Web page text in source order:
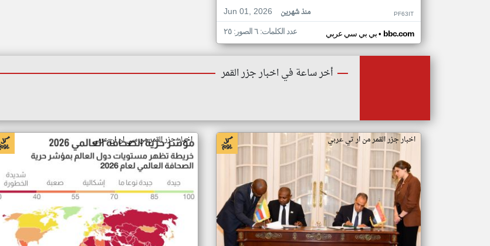
Jun 01, 2026
منذ شهرين PF63IT
بي بي سي عربي• bbc.com عدد الكلمات: ٦ الصور: ٢٥
أخر ساعة في اخبار جزر القمر
اخبار جزر القمر من ار تي عربي اخبار جزر القمر من سي ان ان عربي